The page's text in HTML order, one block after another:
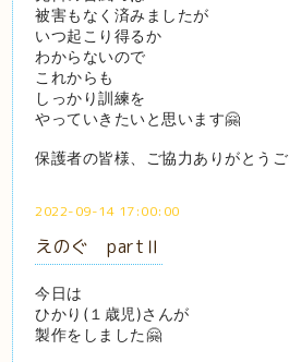
被害もなく済みましたが
いつ起こり得るか
わからないので
これからも
しっかり訓練を
やっていきたいと思います🤗
保護者の皆様、ご協力ありがとう
2022-09-14 17:00:00
えのぐ partⅡ
今日は
ひかり(１歳児)さんが
製作をしました🤗